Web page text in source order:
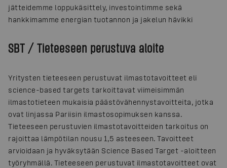
jätteidemme loppukäsittely, investointimme sekä
hankkimamme energian tuotannon ja jakelun hävikki
SBT / Tieteeseen perustuva aloite
Yritysten tieteeseen perustuvat ilmastotavoitteet eli
science-based targets tarkoittavat viimeisimmän
ilmastotieteen mukaisia päästövähennystavoitteita, jotka
ovat linjassa Pariisin ilmastosopimuksen kanssa.
Tieteeseen perustuvien ilmastotavoitteiden tarkoitus on
rajoittaa lämpötilan nousu 1,5 asteeseen. Tavoitteet
arvioidaan ja hyväksytään Science Based Target -aloitteen
työryhmällä. Tieteeseen perustuvat ilmastotavoitteet ovat